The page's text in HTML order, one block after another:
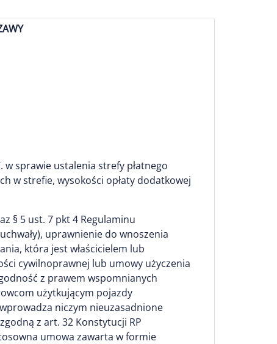
sprawie ustalenia strefy płatnego
w strefie, wysokości opłaty dodatkowej
§ 5 ust. 7 pkt 4 Regulaminu
uprawnienie do wnoszenia
która jest właścicielem lub
cywilnoprawnej lub umowy użyczenia
z prawem wspomnianych
użytkującym pojazdy
niczym nieuzasadnione
z art. 32 Konstytucji RP
umowa zawarta w formie